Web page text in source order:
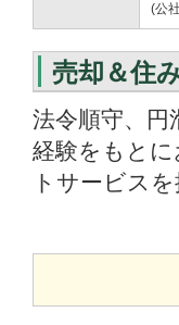
(公
売却＆住
法令順守、
経験をもと
トサービスを